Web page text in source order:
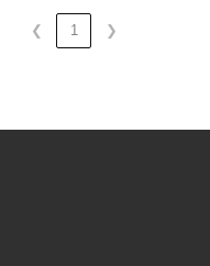
❮ 1 ❯